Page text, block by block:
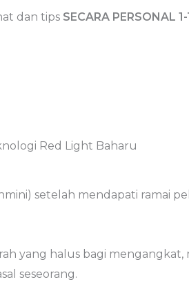
dan tips SECARA PERSONAL
Red Light Baharu
setelah mendapati ramai
yang halus bagi
seseorang.